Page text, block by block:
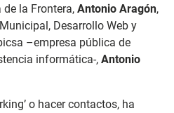
la Frontera, Antonio Aragón,
Desarrollo Web y
–empresa pública de
informática-, Antonio
o hacer contactos, ha